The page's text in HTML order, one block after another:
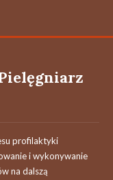
profilaktyki
i wykonywanie
na dalszą